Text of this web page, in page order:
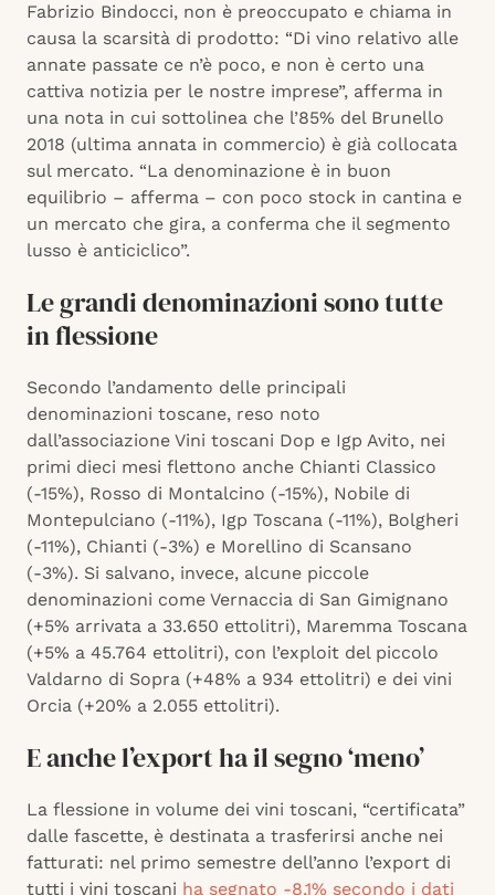
Fabrizio Bindocci, non è preoccupato e chiama in
causa la scarsità di prodotto: “Di vino relativo alle
annate passate ce n’è poco, e non è certo una
cattiva notizia per le nostre imprese”, afferma in
una nota in cui sottolinea che l’85% del Brunello
2018 (ultima annata in commercio) è già collocata
sul mercato. “La denominazione è in buon
equilibrio – afferma – con poco stock in cantina e
un mercato che gira, a conferma che il segmento
lusso è anticiclico”.
Le grandi denominazioni sono tutte
in flessione
Secondo l’andamento delle principali
denominazioni toscane, reso noto
dall’associazione Vini toscani Dop e Igp Avito, nei
primi dieci mesi flettono anche Chianti Classico
(-15%), Rosso di Montalcino (-15%), Nobile di
Montepulciano (-11%), Igp Toscana (-11%), Bolgheri
(-11%), Chianti (-3%) e Morellino di Scansano
(-3%). Si salvano, invece, alcune piccole
denominazioni come Vernaccia di San Gimignano
(+5% arrivata a 33.650 ettolitri), Maremma Toscana
(+5% a 45.764 ettolitri), con l’exploit del piccolo
Valdarno di Sopra (+48% a 934 ettolitri) e dei vini
Orcia (+20% a 2.055 ettolitri).
E anche l’export ha il segno ‘meno’
La flessione in volume dei vini toscani, “certificata”
dalle fascette, è destinata a trasferirsi anche nei
fatturati: nel primo semestre dell’anno l’export di
tutti i vini toscani ha segnato -8,1% secondo i dati